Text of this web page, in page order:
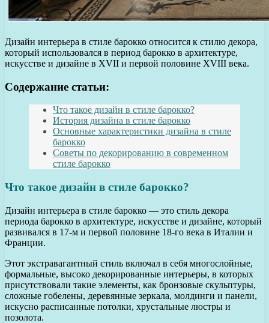
Дизайн интерьера в стиле барокко относится к стилю декора,
который использовался в период барокко в архитектуре,
искусстве и дизайне в XVII и первой половине XVIII века.
Содержание статьи:
Что такое дизайн в стиле барокко?
История дизайна в стиле барокко
Основные характеристики дизайна в стиле
барокко
Советы по декорированию в современном
стиле барокко
Что такое дизайн в стиле барокко?
Дизайн интерьера в стиле барокко — это стиль декора
периода барокко в архитектуре, искусстве и дизайне, который
развивался в 17-м и первой половине 18-го века в Италии и
Франции.
Этот экстравагантный стиль включал в себя многослойные,
формальные, высоко декорированные интерьеры, в которых
присутствовали такие элементы, как бронзовые скульптуры,
сложные гобелены, деревянные зеркала, молдинги и панели,
искусно расписанные потолки, хрустальные люстры и
позолота.